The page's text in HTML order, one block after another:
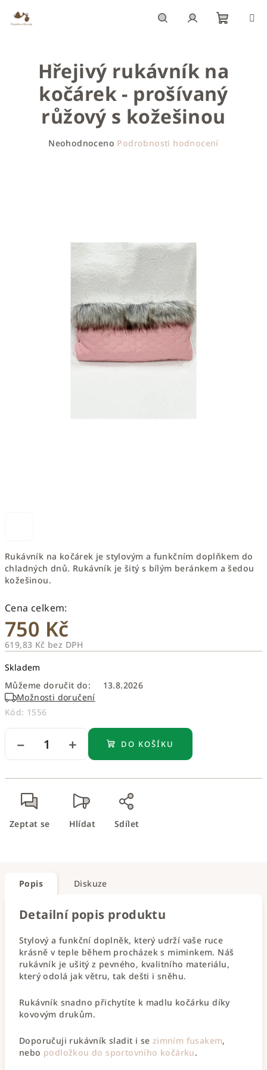
obsah
košík
Rukávník na kočárek je stylovým a funkčním doplňkem do
chladných dnů. Rukávník je šitý s bílým beránkem a šedou
kožešinou.
750 Kč
619,83 Kč bez DPH
cena:
Skladem
Můžeme doručit do:
13.8.2026
Možnosti doručení
Kód: 1556
+
− DO KOŠÍKU
Zeptat se Hlídat Sdílet
Hřejivý rukávník na
kočárek - prošívaný
růžový s kožešinou
Neohodnoceno Podrobnosti hodnocení
Popis Diskuze
Detailní popis produktu
Stylový a funkční doplněk, který udrží vaše ruce
krásně v teple během procházek s miminkem. Náš
rukávník je ušitý z pevného, kvalitního materiálu,
který odolá jak větru, tak dešti i sněhu.
Rukávník snadno přichytíte k madlu kočárku díky
kovovým drukům.
Doporučuji rukávník sladit i se zimním fusakem,
nebo podložkou do sportovního kočárku.